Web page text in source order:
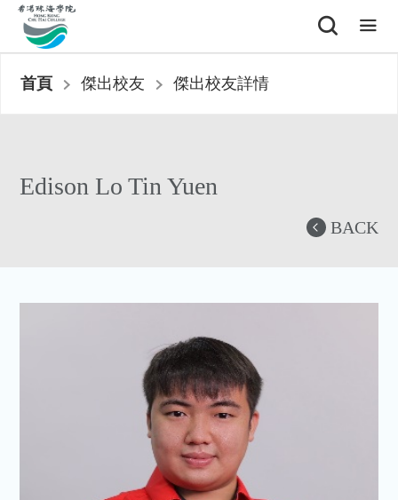
首頁 傑出校友 傑出校友詳情
Edison Lo Tin Yuen
BACK